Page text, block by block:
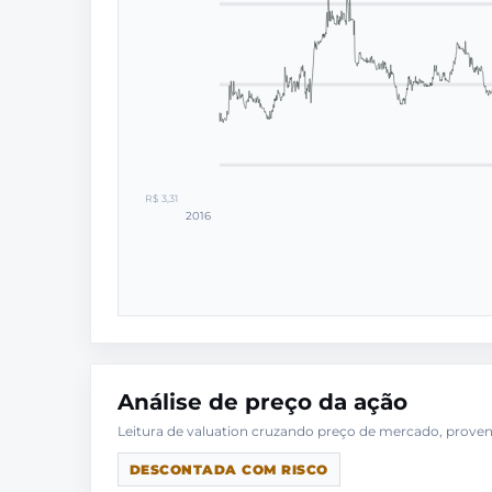
R$ 3,31
2016
Análise de preço da ação
DESCONTADA COM RISCO